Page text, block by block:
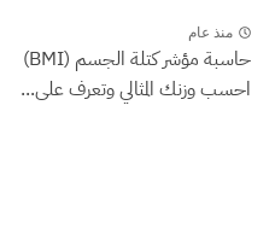
منذ عام
حاسبة مؤشر كتلة الجسم (BMI)
احسب وزنك المثالي وتعرف على...